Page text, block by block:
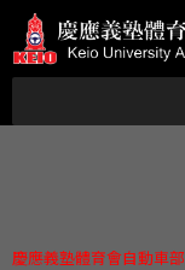
慶應義塾體育會自動車部